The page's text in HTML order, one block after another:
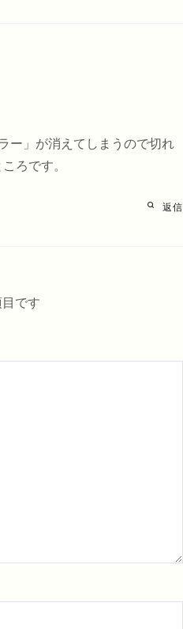
ー」が消えてしまうので切れ
ろです。
返信
です